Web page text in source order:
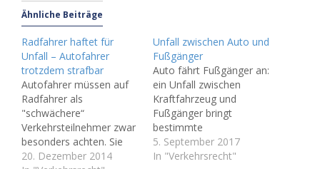
Ähnliche Beiträge
Radfahrer haftet für
Unfall – Autofahrer
trotzdem strafbar
Autofahrer müssen auf
Radfahrer als
"schwächere“
Verkehrsteilnehmer zwar
besonders achten. Sie
haften aber nur dort, wo
20. Dezember 2014
Unfall zwischen Auto und
Fußgänger
Auto fährt Fußgänger an:
ein Unfall zwischen
Kraftfahrzeug und
Fußgänger bringt
bestimmte
Besonderheiten mit sich.
Dies gilt insbesondere
5. September 2017
In "Verkehrsrecht"